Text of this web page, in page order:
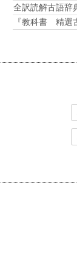
全訳読解古語
『教科書 精